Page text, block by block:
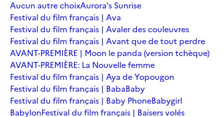
Aucun autre choixAurora's Sunrise
Festival du film français | Ava
Festival du film français | Avaler des couleuvres
Festival du film français | Avant que de tout perdre
AVANT-PREMIÈRE | Moon le panda (version tchèque)
AVANT-PREMIÈRE: La Nouvelle femme
Festival du film français | Aya de Yopougon
Festival du film français | BabaBaby
Festival du film français | Baby PhoneBabygirl
BabylonFestival du film français | Baisers volés